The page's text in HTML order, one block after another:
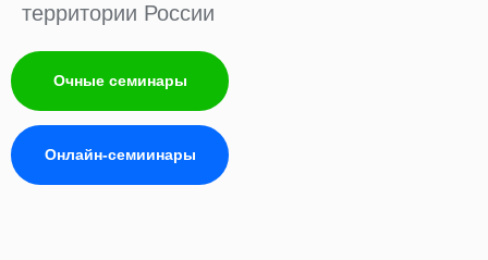
территории России
Онлайн-семиинары
Очные семинары